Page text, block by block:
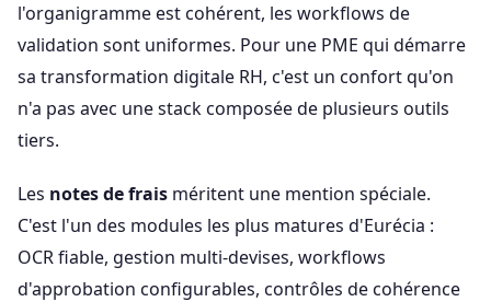
l'organigramme est cohérent, les workflows de
validation sont uniformes. Pour une PME qui démarre
sa transformation digitale RH, c'est un confort qu'on
n'a pas avec une stack composée de plusieurs outils
tiers.
Les notes de frais méritent une mention spéciale.
C'est l'un des modules les plus matures d'Eurécia :
OCR fiable, gestion multi-devises, workflows
d'approbation configurables, contrôles de cohérence